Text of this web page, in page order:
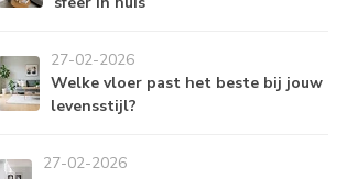
27-02-2026
Welke vloer past het beste bij jouw
levensstijl?
27-02-2026